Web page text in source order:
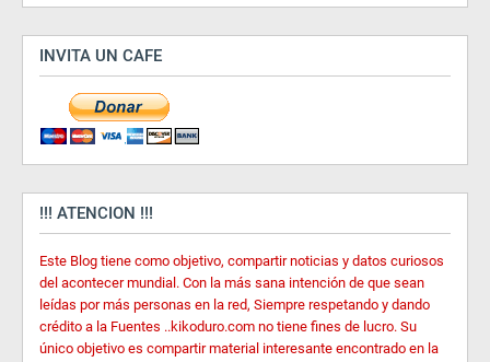
INVITA UN CAFE
!!! ATENCION !!!
Este Blog tiene como objetivo, compartir noticias y datos curiosos
del acontecer mundial. Con la más sana intención de que sean
leídas por más personas en la red, Siempre respetando y dando
crédito a la Fuentes ..kikoduro.com no tiene fines de lucro. Su
único objetivo es compartir material interesante encontrado en la